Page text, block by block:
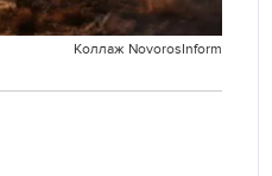
Коллаж NovorosInform